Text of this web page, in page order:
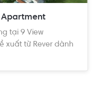
tại 9 View
xuất từ Rever dành